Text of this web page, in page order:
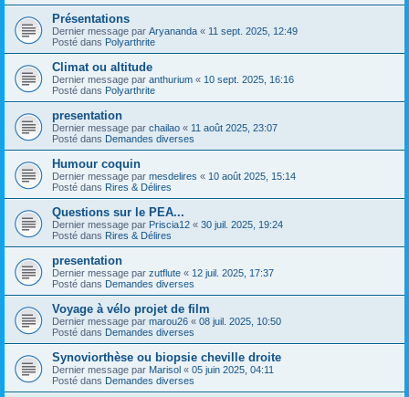
Présentations
Dernier message par Aryananda « 11 sept. 2025, 12:49
Posté dans Polyarthrite
Climat ou altitude
Dernier message par anthurium « 10 sept. 2025, 16:16
Posté dans Polyarthrite
presentation
Dernier message par chailao « 11 août 2025, 23:07
Posté dans Demandes diverses
Humour coquin
Dernier message par mesdelires « 10 août 2025, 15:14
Posté dans Rires & Délires
Questions sur le PEA...
Dernier message par Priscia12 « 30 juil. 2025, 19:24
Posté dans Rires & Délires
presentation
Dernier message par zutflute « 12 juil. 2025, 17:37
Posté dans Demandes diverses
Voyage à vélo projet de film
Dernier message par marou26 « 08 juil. 2025, 10:50
Posté dans Demandes diverses
Synoviorthèse ou biopsie cheville droite
Dernier message par Marisol « 05 juin 2025, 04:11
Posté dans Demandes diverses